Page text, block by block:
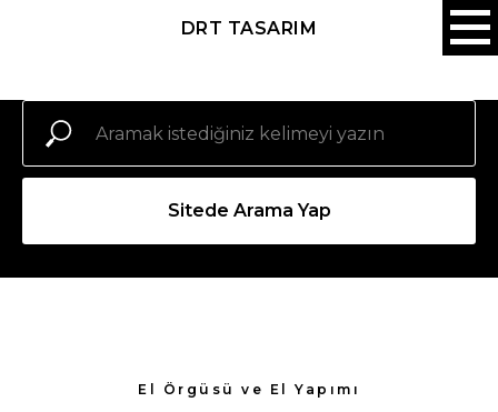
DRT TASARIM
Sitede Arama Yap
El Örgüsü ve El Yapımı